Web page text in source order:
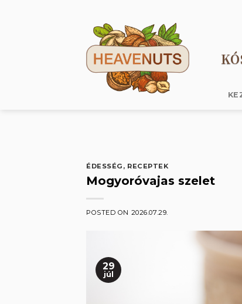
ÉDESSÉG , RECEPTEK
Mogyoróvajas szelet
POSTED ON 2026.07.29.
29
júl